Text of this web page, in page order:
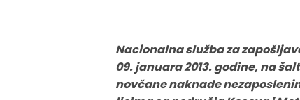
Nacionalna služba za
09. januara 2013. godine, na
novčane naknade